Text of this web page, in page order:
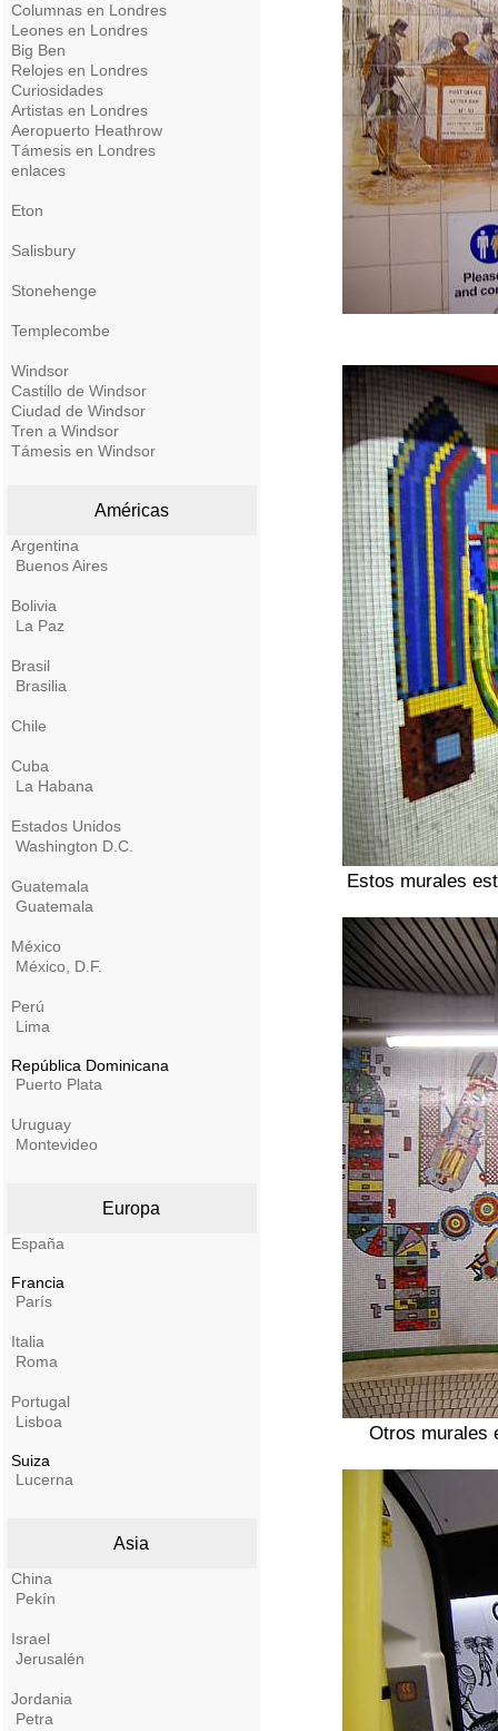
Columnas en Londres
Leones en Londres
Big Ben
Relojes en Londres
Curiosidades
Artistas en Londres
Aeropuerto Heathrow
Támesis en Londres
enlaces
Eton
Salisbury
Stonehenge
Templecombe
Windsor
Castillo de Windsor
Ciudad de Windsor
Tren a Windsor
Támesis en Windsor
Américas
Argentina
Buenos Aires
Bolivia
La Paz
Brasil
Brasilia
Chile
Cuba
La Habana
Estados Unidos
Washington D.C.
Guatemala
Guatemala
México
México, D.F.
Perú
Lima
República Dominicana
Puerto Plata
Uruguay
Montevideo
Europa
España
Francia
París
Italia
Roma
Portugal
Lisboa
Suiza
Lucerna
Asia
China
Pekín
Israel
Jerusalén
Jordania
Petra
Estos murales
Otros murales